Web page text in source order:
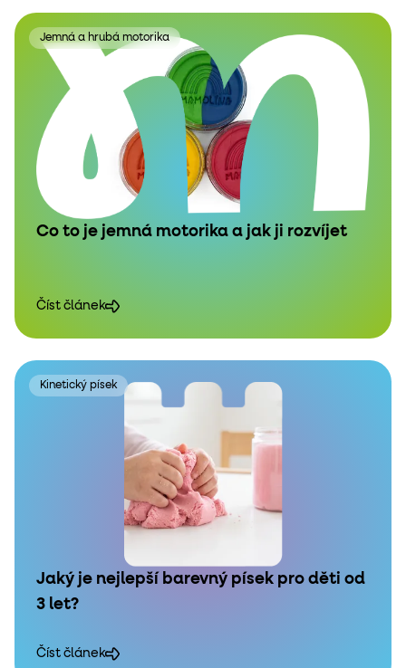
Jemná a hrubá motorika
Co to je jemná motorika a jak ji rozvíjet
Číst článek
Kinetický písek
Jaký je nejlepší barevný písek pro děti od
3 let?
Číst článek